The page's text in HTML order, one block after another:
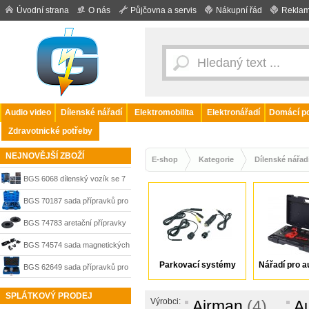
Úvodní strana O nás Půjčovna a servis Nákupní řád
Audio video Dílenské nářadí Elektromobilita Elektronářadí
Domácí
Zdravotnické potřeby
NEJNOVĚJŠÍ ZBOŽÍ
BGS 6068 dílenský vozík se 7
zásuvkami a 246 nástroji
BGS 70187 sada přípravků pro
aretaci rozvodů BMW S63 4-
dílná
BGS 74783 aretační přípravky
vačkových hřídelů pro Audi 3.6
V8 a 4.2 V8 benzín, 2-dílná
BGS 74574 sada magnetických
odkládacích přihrádek a držáku
na papírové role 4-dílná
BGS 62649 sada přípravků pro
nastavení motorů Mercedes-
SPLÁTKOVÝ PRODEJ
E-shop Kategorie Dílenské
Parkovací systémy Nářadí pro
Výrobci: